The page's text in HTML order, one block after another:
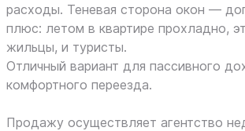
расходы. Теневая сторона окон —
плюс: летом в квартире прохладно,
жильцы, и туристы.
Отличный вариант для пассивного
комфортного переезда.
Продажу осуществляет агентство